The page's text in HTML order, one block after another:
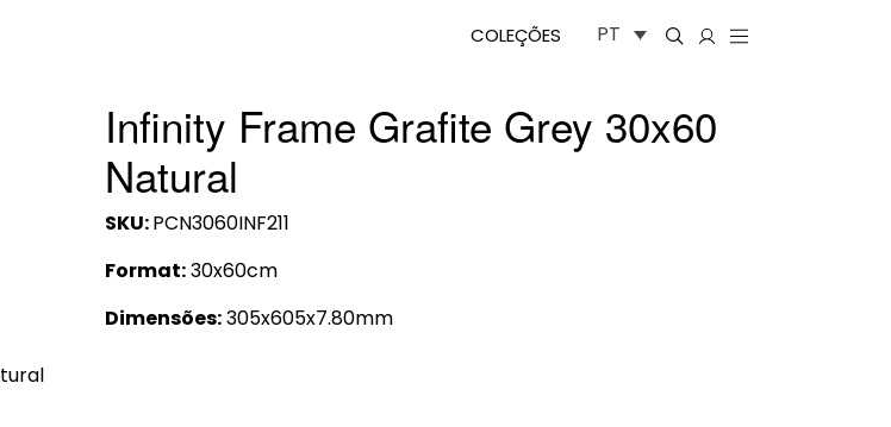
COLEÇÕES PT
Infinity Frame Grafite Grey 30x60
Natural
SKU:PCN3060INF211
Format:30x60cm
Dimensões:305x605x7.80mm